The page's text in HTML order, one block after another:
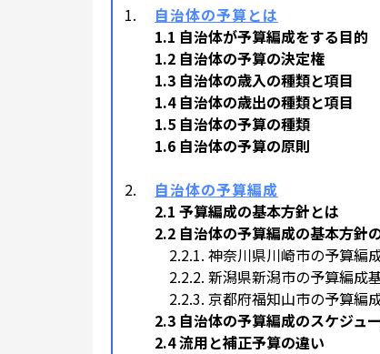
自治体の予算とは
1.1 自治体が予算編成をする目的
1.2 自治体の予算の決定権
1.3 自治体の歳入の種類と項目
1.4 自治体の歳出の種類と項目
1.5 自治体の予算の種類
1.6 自治体の予算の原則
自治体の予算編成
2.1 予算編成の基本方針とは
2.2 自治体の予算編成の基本方針
2.2.1. 神奈川県川崎市の予算編
2.2.2. 新潟県新潟市の予算編成
2.2.3. 京都府福知山市の予算編
2.3 自治体の予算編成のスケジュ
2.4 流用と補正予算の違い